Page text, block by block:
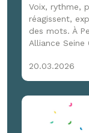
Voix, rythme,
réagissent,
des mots. À
Alliance
immersion de
France 3
moments !
20.03.2026